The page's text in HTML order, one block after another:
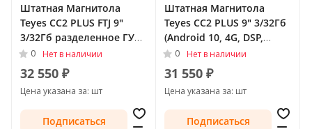
Штатная Магнитола
Teyes CC2 PLUS FTJ 9"
3/32Гб разделенное ГУ
(Android 10, 4G, DSP,
QLed) для Volkswagen
Tiguan I 2007 - 2011 Тип-
F2
0 Нет в наличии
32 550 ₽
Цена указана за: шт
Подписаться
Штатная Магнитола
Teyes CC2 PLUS 9" 3/32Гб
(Android 10, 4G, DSP,
QLed) для Volkswagen
Tiguan I 2007 - 2011 Тип-
F2
0 Нет в наличии
31 550 ₽
Цена указана за: шт
Подписаться